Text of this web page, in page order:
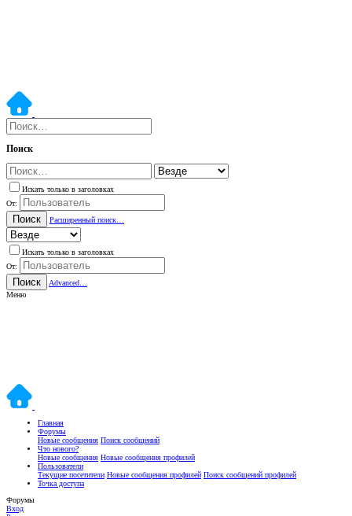
Поиск
Искать только в заголовках
От:
Поиск Расширенный поиск…
Искать только в заголовках
От:
Поиск
Advanced…
Меню
Главная
Форумы
Новые сообщения Поиск сообщений
Что нового?
Новые сообщения Новые сообщения профилей
Пользователи
Текущие посетители Новые сообщения профилей Поиск сообщений профилей
Точка доступа
Форумы
Вход